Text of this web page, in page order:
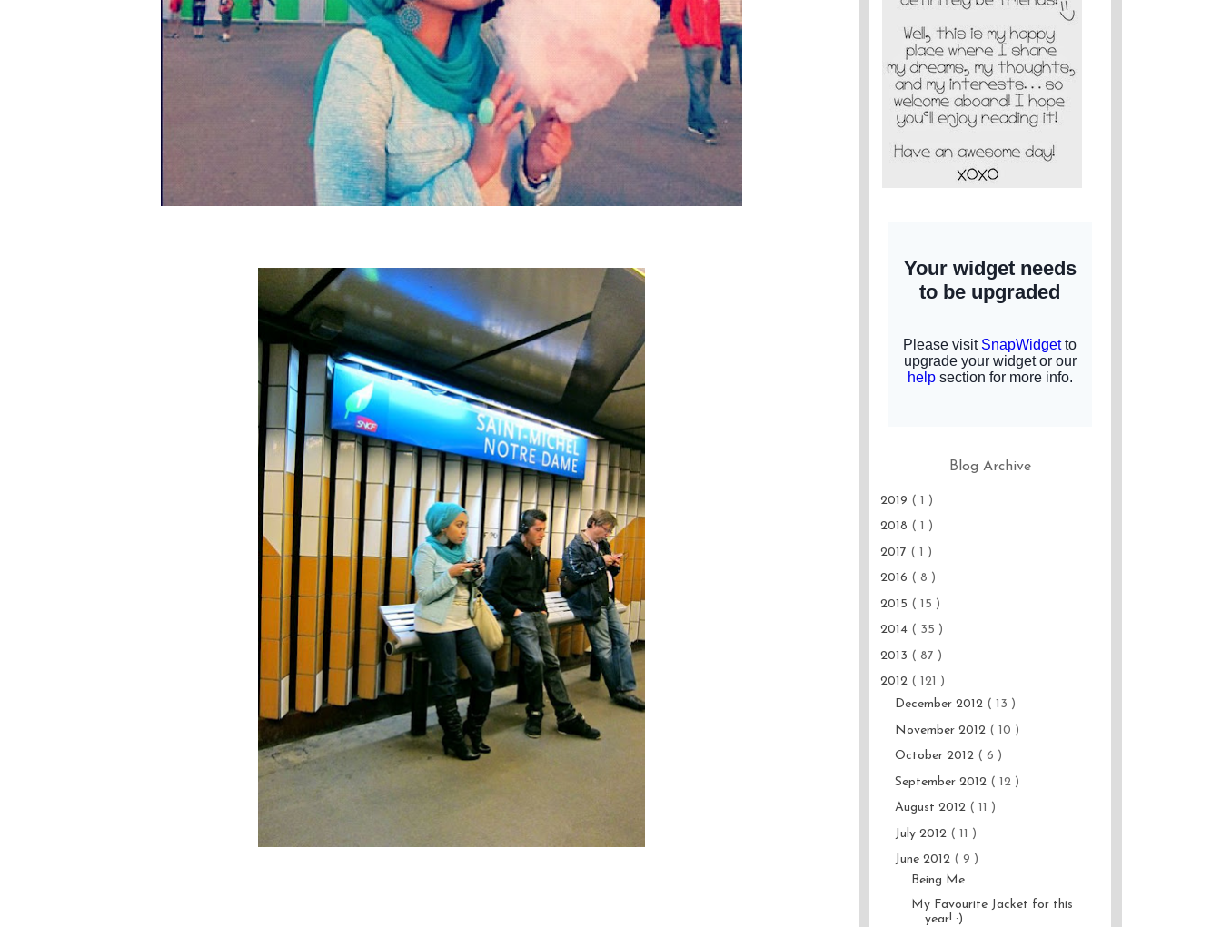
Blog Archive
2019 ( 1 )
2018 ( 1 )
2017 ( 1 )
2016 ( 8 )
2015 ( 15 )
2014 ( 35 )
2013 ( 87 )
2012 ( 121 )
December 2012 ( 13 )
November 2012 ( 10 )
October 2012 ( 6 )
September 2012 ( 12 )
August 2012 ( 11 )
July 2012 ( 11 )
June 2012 ( 9 )
Being Me
My Favourite Jacket for this
year! :)